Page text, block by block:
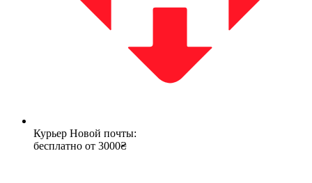
Курьер Новой почты:
бесплатно от 3000₴